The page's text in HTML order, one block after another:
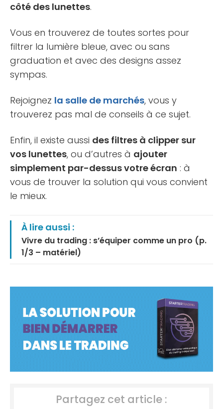
côté des lunettes.
Vous en trouverez de toutes sortes pour
filtrer la lumière bleue, avec ou sans
graduation et avec des designs assez
sympas.
Rejoignez la salle de marchés, vous y
trouverez pas mal de conseils à ce sujet.
Enfin, il existe aussi des filtres à clipper sur
vos lunettes, ou d’autres à ajouter
simplement par-dessus votre écran : à
vous de trouver la solution qui vous convient
le mieux.
À lire aussi :
Vivre du trading : s’équiper comme un pro (p.
1/3 – matériel)
Partagez cet article :